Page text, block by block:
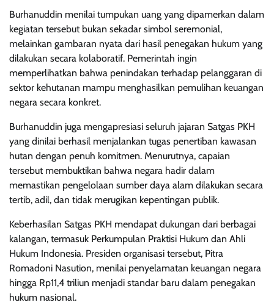
Burhanuddin menilai tumpukan uang yang dipamerkan dalam
kegiatan tersebut bukan sekadar simbol seremonial,
melainkan gambaran nyata dari hasil penegakan hukum yang
dilakukan secara kolaboratif. Pemerintah ingin
memperlihatkan bahwa penindakan terhadap pelanggaran di
sektor kehutanan mampu menghasilkan pemulihan keuangan
negara secara konkret.
Burhanuddin juga mengapresiasi seluruh jajaran Satgas PKH
yang dinilai berhasil menjalankan tugas penertiban kawasan
hutan dengan penuh komitmen. Menurutnya, capaian
tersebut membuktikan bahwa negara hadir dalam
memastikan pengelolaan sumber daya alam dilakukan secara
tertib, adil, dan tidak merugikan kepentingan publik.
Keberhasilan Satgas PKH mendapat dukungan dari berbagai
kalangan, termasuk Perkumpulan Praktisi Hukum dan Ahli
Hukum Indonesia. Presiden organisasi tersebut, Pitra
Romadoni Nasution, menilai penyelamatan keuangan negara
hingga Rp11,4 triliun menjadi standar baru dalam penegakan
hukum nasional.